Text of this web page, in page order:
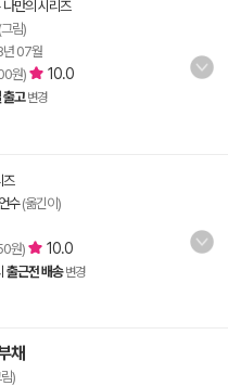
나만의 시리즈
림)
07월
원) 10.0
고 변경
즈
수(옮긴이)
원) 10.0
출근전 배송 변경
채
)